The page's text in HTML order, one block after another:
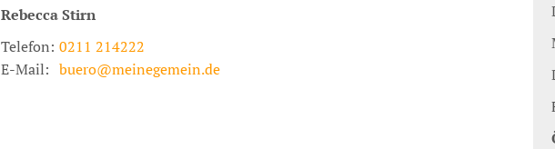
RebeccaStirn
Telefon: 0211 214222
E-Mail: buero@meinegemein.de